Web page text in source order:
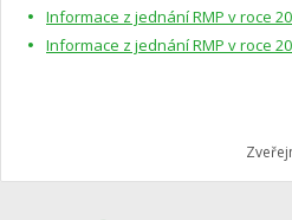
Informace z jednání RMP v roce
Informace z jednání RMP v roce